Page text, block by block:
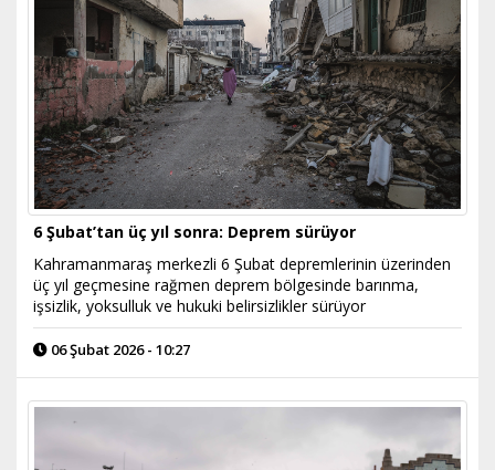
6 Şubat’tan üç yıl sonra: Deprem sürüyor
Kahramanmaraş merkezli 6 Şubat depremlerinin üzerinden
üç yıl geçmesine rağmen deprem bölgesinde barınma,
işsizlik, yoksulluk ve hukuki belirsizlikler sürüyor
06 Şubat 2026 - 10:27